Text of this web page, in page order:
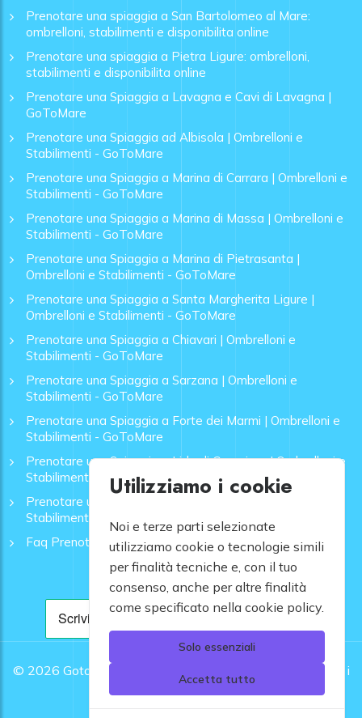
Prenotare una spiaggia a San Bartolomeo al Mare:
ombrelloni, stabilimenti e disponibilita online
Prenotare una spiaggia a Pietra Ligure: ombrelloni,
stabilimenti e disponibilita online
Prenotare una Spiaggia a Lavagna e Cavi di Lavagna |
GoToMare
Prenotare una Spiaggia ad Albisola | Ombrelloni e
Stabilimenti - GoToMare
Prenotare una Spiaggia a Marina di Carrara | Ombrelloni e
Stabilimenti - GoToMare
Prenotare una Spiaggia a Marina di Massa | Ombrelloni e
Stabilimenti - GoToMare
Prenotare una Spiaggia a Marina di Pietrasanta |
Ombrelloni e Stabilimenti - GoToMare
Prenotare una Spiaggia a Santa Margherita Ligure |
Ombrelloni e Stabilimenti - GoToMare
Prenotare una Spiaggia a Chiavari | Ombrelloni e
Stabilimenti - GoToMare
Prenotare una Spiaggia a Sarzana | Ombrelloni e
Stabilimenti - GoToMare
Prenotare una Spiaggia a Forte dei Marmi | Ombrelloni e
Stabilimenti - GoToMare
Prenotare una Spiaggia a Lido di Camaiore | Ombrelloni e
Stabilimenti - GoToMare
Prenotare una Spiaggia a Rapallo | Ombrelloni e
Stabilimenti - GoToMare
Faq Prenotazione Spiagge
© 2026 Gotomare srl - Partita IVA 12948810960 .
Tutti i
diritti riservati.
Utilizziamo i cookie
Noi e terze parti selezionate
utilizziamo cookie o tecnologie simili
per finalità tecniche e, con il tuo
consenso, anche per altre finalità
come specificato nella cookie policy.
Solo essenziali
Accetta tutto